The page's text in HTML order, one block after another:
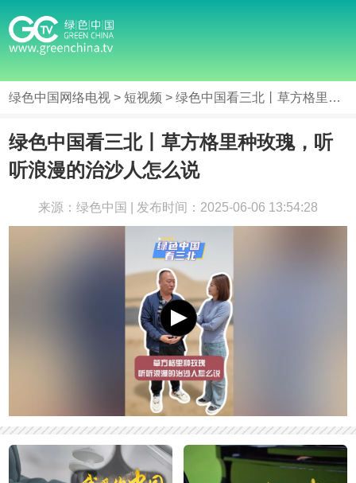
绿色中国网络电视 > 短视频 > 绿色中国看三北丨草方格里种玫瑰，听听浪漫的治沙人怎么说
绿色中国看三北丨草方格里种玫瑰，听
听浪漫的治沙人怎么说
来源：绿色中国 | 发布时间：2025-06-06 13:54:28